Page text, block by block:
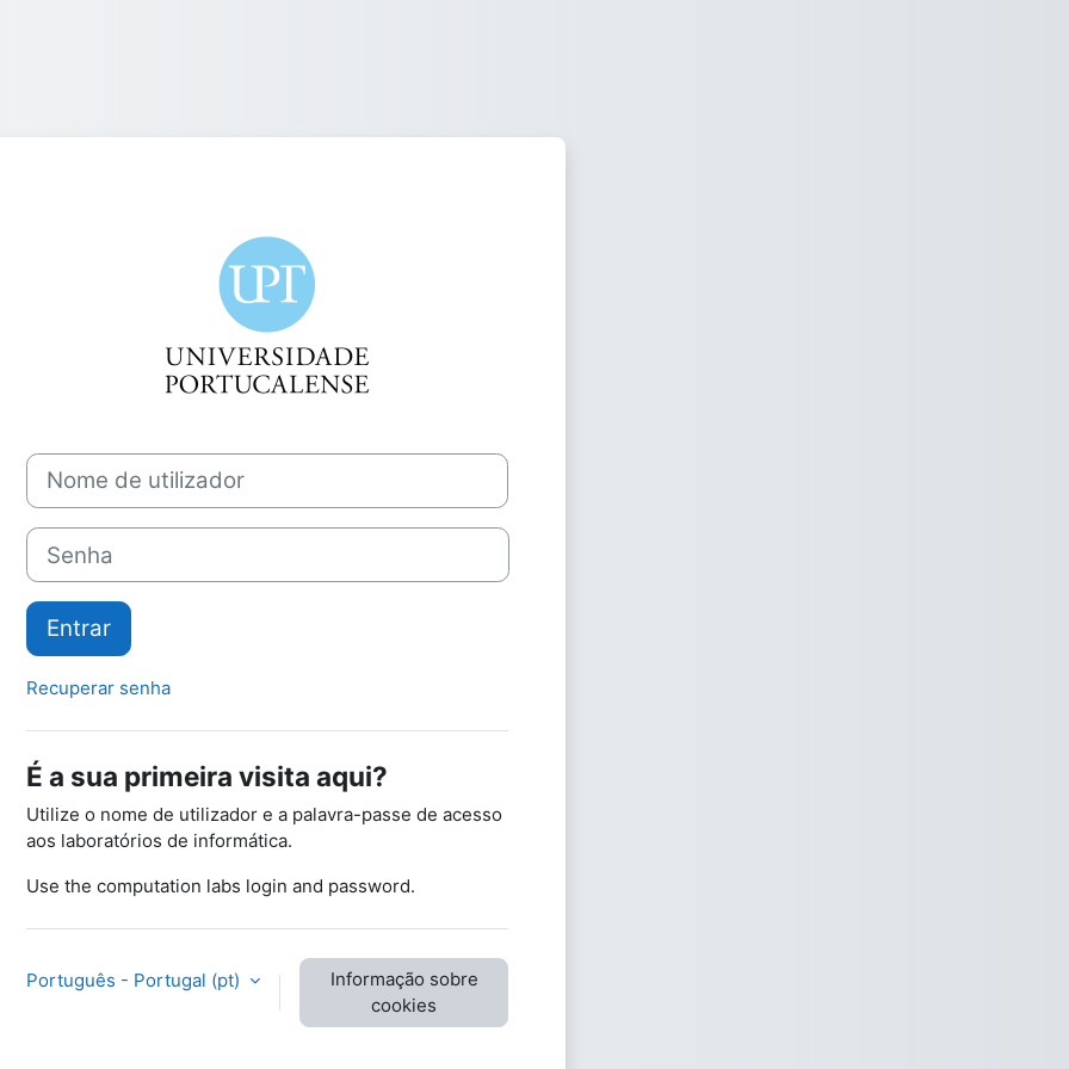
Nome de utilizador
Senha
Entrar
Recuperar senha
É a sua primeira visita aqui?
Utilize o nome de utilizador e a palavra-passe de acesso
aos laboratórios de informática.
Use the computation labs login and password.
Português - Portugal ‎(pt)‎
Informação sobre
cookies